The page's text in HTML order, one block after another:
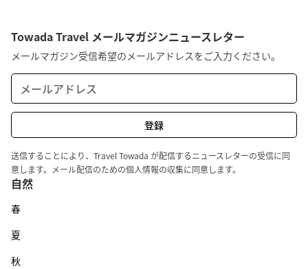
Towada Travel メールマガジンニュースレター
メールマガジン受信希望のメールアドレスをご入力ください。
送信することにより、Travel Towada が配信するニュースレターの受信に同
意します。メール配信のための個人情報の収集に同意します。
自然
春
夏
秋